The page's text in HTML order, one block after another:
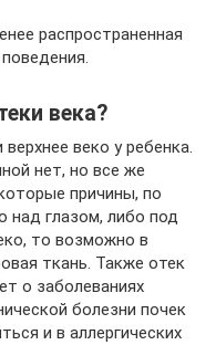
распространенная
века?
веко у ребенка.
нет, но все же
причины, по
над глазом, либо под
то возможно в
ткань. Также отек
о заболеваниях
болезни почек
и в аллергических